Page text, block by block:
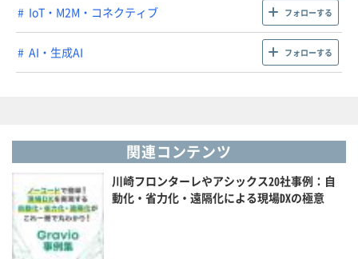
IoT・M2M・コネクティブ フォローする
AI・生成AI フォローする
関連コンテンツ
川崎フロンターレやアシックス20社事例：自
動化・省力化・遠隔化による現場DXの極意